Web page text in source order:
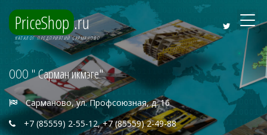
PriceShop .ru
КАТАЛОГ ПРЕДПРИЯТИЙ САРМАНОВО
ООО " Сарман икмэге"
Сарманово, ул. Профсоюзная, д. 16
+7 (85559) 2-55-12, +7 (85559) 2-49-88